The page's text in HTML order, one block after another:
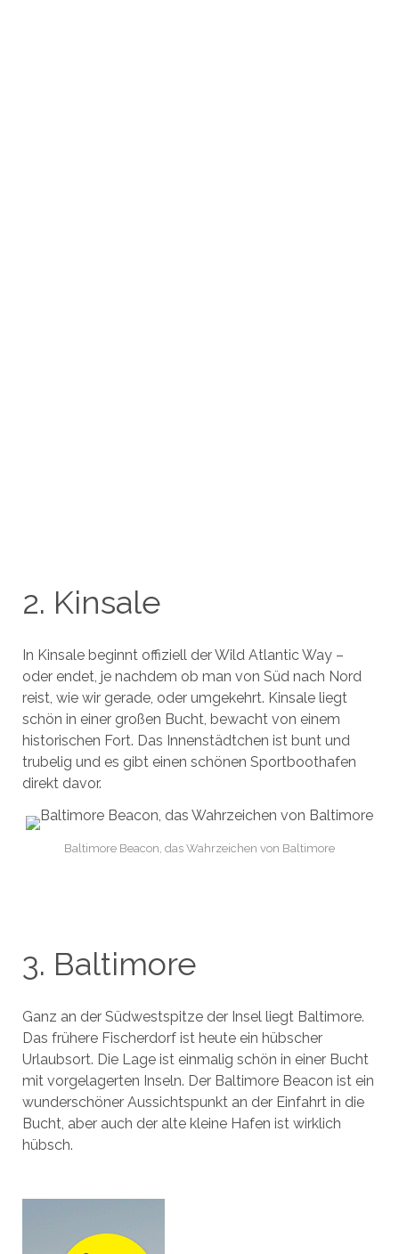
2. Kinsale
In Kinsale beginnt offiziell der Wild Atlantic Way –
oder endet, je nachdem ob man von Süd nach Nord
reist, wie wir gerade, oder umgekehrt. Kinsale liegt
schön in einer großen Bucht, bewacht von einem
historischen Fort. Das Innenstädtchen ist bunt und
trubelig und es gibt einen schönen Sportboothafen
direkt davor.
Baltimore Beacon, das Wahrzeichen von Baltimore
3. Baltimore
Ganz an der Südwestspitze der Insel liegt Baltimore.
Das frühere Fischerdorf ist heute ein hübscher
Urlaubsort. Die Lage ist einmalig schön in einer Bucht
mit vorgelagerten Inseln. Der Baltimore Beacon ist ein
wunderschöner Aussichtspunkt an der Einfahrt in die
Bucht, aber auch der alte kleine Hafen ist wirklich
hübsch.